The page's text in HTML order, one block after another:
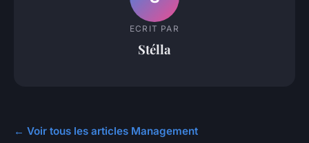
ECRIT PAR
Stélla
← Voir tous les articles Management